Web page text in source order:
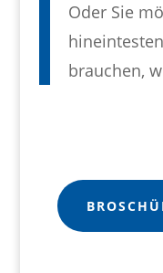
Oder Sie
brauchen,